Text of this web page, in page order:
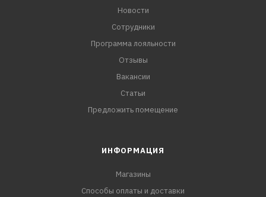
Новости
Сотрудники
Программа лояльности
Отзывы
Вакансии
Статьи
Предложить помещение
ИНФОРМАЦИЯ
Магазины
Способы оплаты и доставки